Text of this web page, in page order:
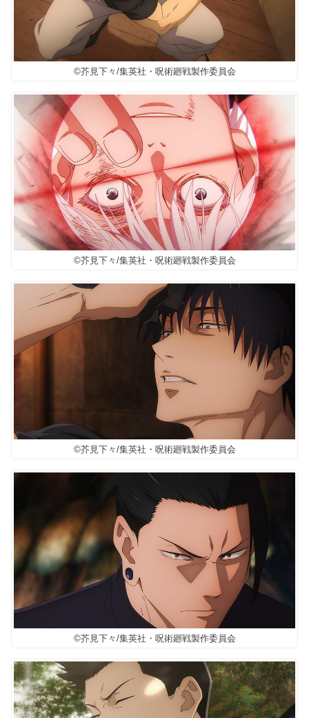
©芥見下々/集英社・呪術廻戦製作委員会
©芥見下々/集英社・呪術廻戦製作委員会
©芥見下々/集英社・呪術廻戦製作委員会
©芥見下々/集英社・呪術廻戦製作委員会